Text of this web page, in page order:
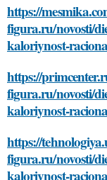
https://
figura.ru/novosti/
kaloriynost-
https://
figura.ru/novosti/
kaloriynost-
https://
figura.ru/novosti/
kaloriynost-